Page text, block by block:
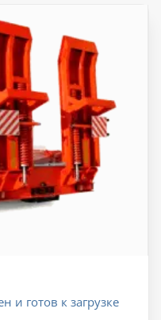
и готов к загрузке